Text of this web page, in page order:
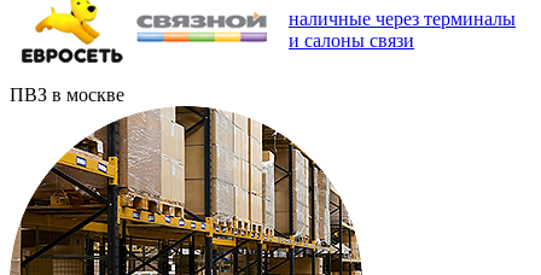
наличные через терминалы
и салоны связи
ПВЗ в москве